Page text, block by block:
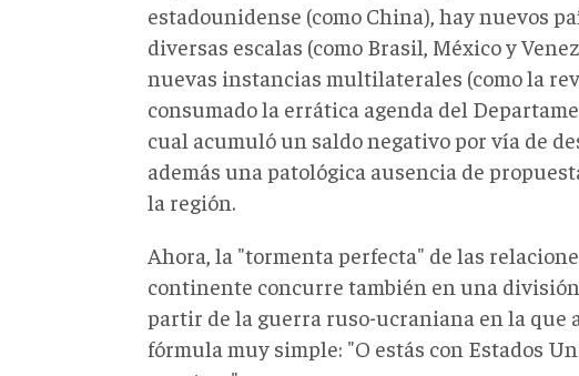
estadounidense (como China), hay nuevos
diversas escalas (como Brasil, México y
nuevas instancias multilaterales (como la
consumado la errática agenda del
cual acumuló un saldo negativo por vía de
además una patológica ausencia de
la región.
Ahora, la "tormenta perfecta" de las
continente concurre también en una
partir de la guerra ruso-ucraniana en la que
fórmula muy simple: "O estás con Estados